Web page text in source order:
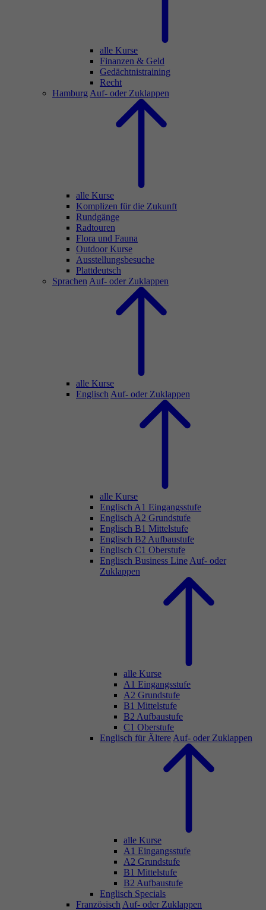
alle Kurse
Finanzen & Geld
Gedächtnistraining
Recht
Hamburg Auf- oder Zuklappen
alle Kurse
Komplizen für die Zukunft
Rundgänge
Radtouren
Flora und Fauna
Outdoor Kurse
Ausstellungsbesuche
Plattdeutsch
Sprachen Auf- oder Zuklappen
alle Kurse
Englisch Auf- oder Zuklappen
alle Kurse
Englisch A1 Eingangsstufe
Englisch A2 Grundstufe
Englisch B1 Mittelstufe
Englisch B2 Aufbaustufe
Englisch C1 Oberstufe
Englisch Business Line Auf- oder
Zuklappen
alle Kurse
A1 Eingangsstufe
A2 Grundstufe
B1 Mittelstufe
B2 Aufbaustufe
C1 Oberstufe
Englisch für Ältere Auf- oder Zuklappen
alle Kurse
A1 Eingangsstufe
A2 Grundstufe
B1 Mittelstufe
B2 Aufbaustufe
Englisch Specials
Französisch Auf- oder Zuklappen